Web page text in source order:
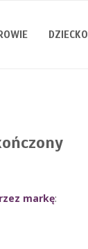
DZIECKO
markę: